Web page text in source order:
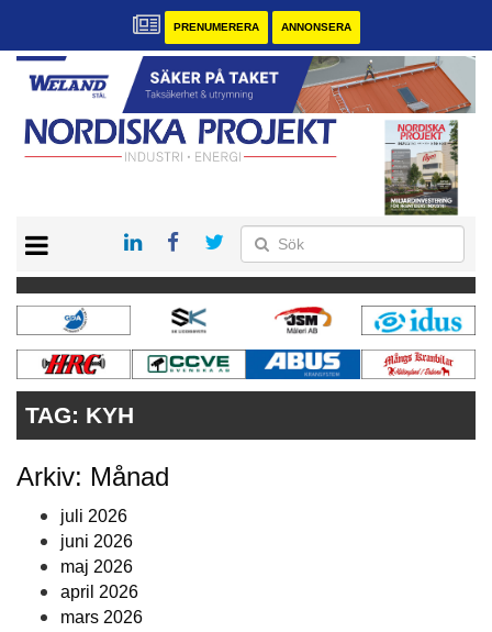
PRENUMERERA ANNONSERA
KONTAKT
VÅRA ANDRA MAGASIN
PRENUMERERA
ANNONSERA
TAG: KYH
Arkiv: Månad
juli 2026
juni 2026
maj 2026
april 2026
mars 2026